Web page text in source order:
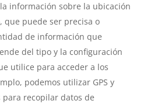
información sobre la ubicación
que puede ser precisa o
de información que
del tipo y la configuración
utilice para acceder a los
podemos utilizar GPS y
para recopilar datos de